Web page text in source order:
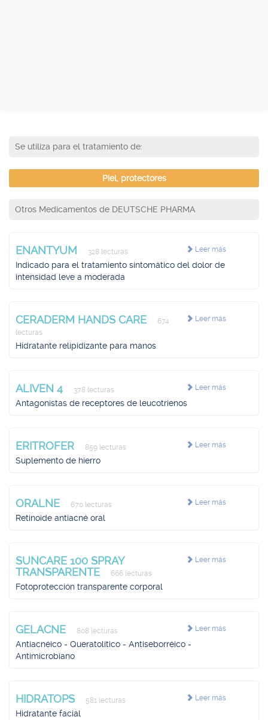
Se utiliza para el tratamiento de:
Piel, protectores
Otros Medicamentos de DEUTSCHE PHARMA
Leer más
ENANTYUM 328 lecturas
Indicado para el tratamiento sintomático del dolor de
intensidad leve a moderada
Leer más
CERADERM HANDS CARE
674
lecturas
Hidratante relipidizante para manos
Leer más
ALIVEN 4 378 lecturas
Antagonistas de receptores de leucotrienos
Leer más
ERITROFER 859 lecturas
Suplemento de hierro
Leer más
ORALNE 670 lecturas
Retinoide antiacné oral
Leer más
SUNCARE 100 SPRAY
TRANSPARENTE
666 lecturas
Fotoprotección transparente corporal
Leer más
GELACNE 808 lecturas
Antiacnéico - Queratolítico - Antiseborréico -
Antimicrobiano
Leer más
HIDRATOPS 581 lecturas
Hidratante facial